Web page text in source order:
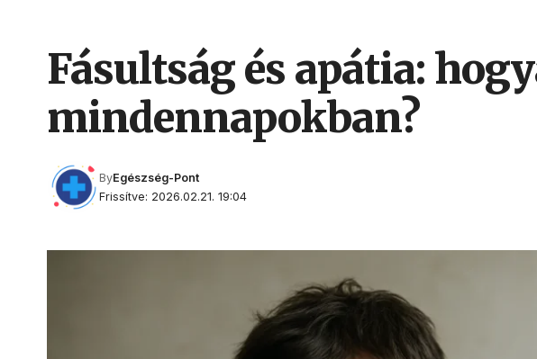
Fásultság és apátia:
mindennapokban?
Frissítve: 2026.02.21. 19:04
ByEgészség-Pont